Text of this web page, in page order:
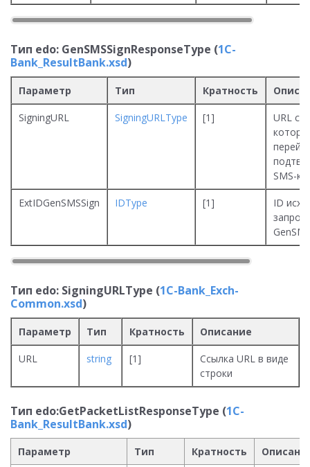
Тип edo: GenSMSSignResponseType (1C-
Bank_ResultBank.xsd)
Параметр Тип Кратность
SigningURL SigningURLType [1]
URL
SMS-
ExtIDGenSMSSign IDType [1]
ID
Тип edo: SigningURLType (1C-Bank_Exch-
Common.xsd)
Параметр Тип Кратность Описание
URL string [1]
Ссылка URL в виде
строки
Тип edo:GetPacketListResponseType (1C-
Bank_ResultBank.xsd)
Параметр Тип Кратность